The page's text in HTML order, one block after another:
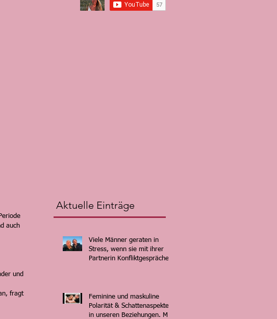
auch
und
fragt
Aktuelle Einträge
Viele Männer geraten in
Stress, wenn sie mit ihrer
Partnerin Konfliktgespräche
Feminine und maskuline
Polarität & Schattenaspekte
in unseren Beziehungen. Mit